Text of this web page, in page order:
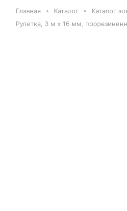
Главная Каталог Каталог
Рулетка, 3 м х 16 мм,